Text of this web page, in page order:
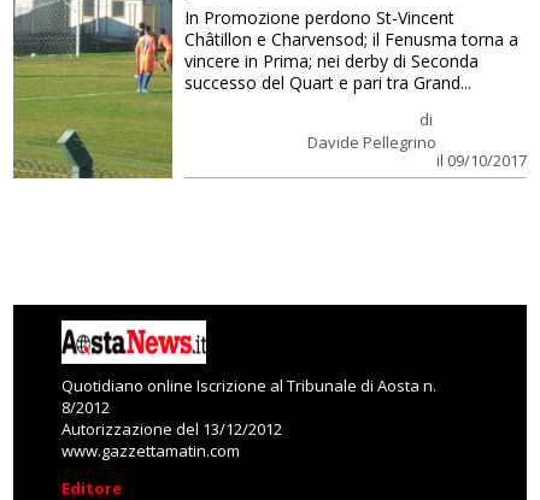
di
Davide Pellegrino
il 09/10/2017
In Promozione perdono St-Vincent
Châtillon e Charvensod; il Fenusma torna a
vincere in Prima; nei derby di Seconda
successo del Quart e pari tra Grand...
Quotidiano online Iscrizione al Tribunale di Aosta n.
8/2012
Autorizzazione del 13/12/2012
www.gazzettamatin.com
Editore